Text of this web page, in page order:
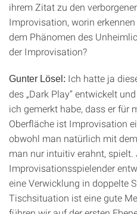
ihrem Zitat zu den
Improvisation, worin
dem Phänomen des
der Improvisation?
Gunter Lösel: Ich hatte ja
des „Dark Play“ entwickelt
ich gemerkt habe, dass er für
Oberfläche ist Improvisation
obwohl man natürlich mit
man nur intuitiv erahnt,
Improvisationsspielender
eine Verwicklung in doppelte
Tischsituation ist eine gute